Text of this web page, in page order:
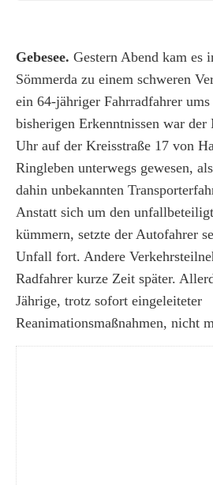
Gebesee. Gestern Abend kam es
Sömmerda zu einem schweren
ein 64-jähriger Fahrradfahrer
bisherigen Erkenntnissen war der
Uhr auf der Kreisstraße 17 von
Ringleben unterwegs gewesen,
dahin unbekannten
Anstatt sich um den
kümmern, setzte der Autofahrer
Unfall fort. Andere
Radfahrer kurze Zeit später.
Jährige, trotz sofort eingeleiteter
Reanimationsmaßnahmen, nicht